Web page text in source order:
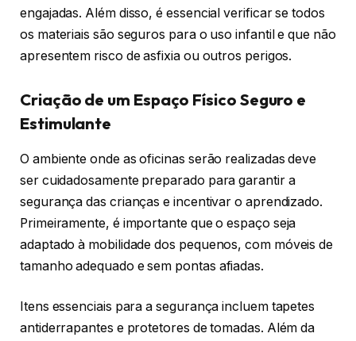
engajadas. Além disso, é essencial verificar se todos
os materiais são seguros para o uso infantil e que não
apresentem risco de asfixia ou outros perigos.
Criação de um Espaço Físico Seguro e
Estimulante
O ambiente onde as oficinas serão realizadas deve
ser cuidadosamente preparado para garantir a
segurança das crianças e incentivar o aprendizado.
Primeiramente, é importante que o espaço seja
adaptado à mobilidade dos pequenos, com móveis de
tamanho adequado e sem pontas afiadas.
Itens essenciais para a segurança incluem tapetes
antiderrapantes e protetores de tomadas. Além da